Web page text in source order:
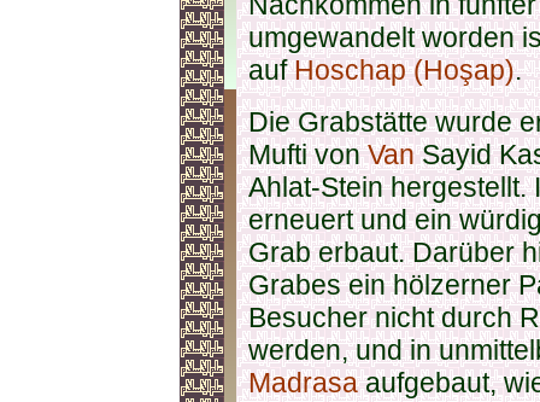
umgewandelt worden
aufHoschap (Hoşap).
Die Grabstätte wurde
Mufti vonVanSayid
Ahlat-Stein hergestellt.
erneuert und ein
Grab erbaut. Darüber
Grabes ein hölzerner
Besucher nicht durch
werden, und in
Madrasaaufgebaut,